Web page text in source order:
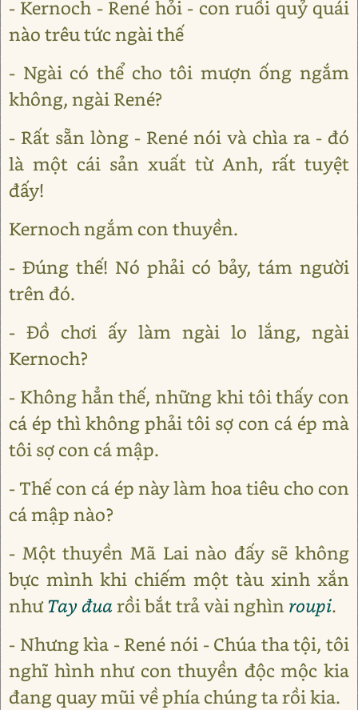
- Kernoch - René hỏi - con ruồi quỷ quái
nào trêu tức ngài thế
- Ngài có thể cho tôi mượn ống ngắm
không, ngài René?
- Rất sẵn lòng - René nói và chìa ra - đó
là một cái sản xuất từ Anh, rất tuyệt
đấy!
Kernoch ngắm con thuyền.
- Đúng thế! Nó phải có bảy, tám người
trên đó.
- Đồ chơi ấy làm ngài lo lắng, ngài
Kernoch?
- Không hẳn thế, những khi tôi thấy con
cá ép thì không phải tôi sợ con cá ép mà
tôi sợ con cá mập.
- Thế con cá ép này làm hoa tiêu cho con
cá mập nào?
- Một thuyền Mã Lai nào đấy sẽ không
bực mình khi chiếm một tàu xinh xắn
nhưTay đuarồi bắt trả vài nghìn roupi.
- Nhưng kìa - René nói - Chúa tha tội, tôi
nghĩ hình như con thuyền độc mộc kia
đang quay mũi về phía chúng ta rồi kia.